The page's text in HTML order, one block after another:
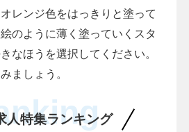
レンジ色をはっきりと塗って
のように薄く塗っていくスタ
なほうを選択してください。
ましょう。
人特集ランキング